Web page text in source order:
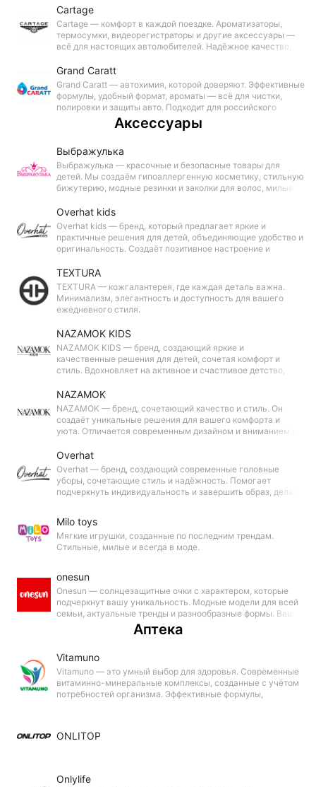
нужно вашему автомобилю.
Cartage
Cartage — комфорт в каждой поездке. Ароматизаторы,
термосумки, видеорегистраторы и другие аксессуары —
всё для настоящих автолюбителей. Надёжное качество,
партнёр на дороге.
Grand Caratt
Grand Caratt — автохимия, которой доверяют. Эффективные
формулы, удобный формат, ароматы — всё для чистки,
полировки и защиты авто. Подходит для российского
климата. Grand Caratt выбирают водители и
профессионалы. Ухоженное авто — легко!
Аксессуары
Выбражулька
Выбражулька — красочные и безопасные товары для
детей. Мы создаём гипоаллергенную косметику, стильную
бижутерию, модные резинки и заколки для волос, милые
качестве и детской радости.
Overhat kids
Overhat kids — бренд, который предлагает яркие и
практичные решения для детей, объединяющие удобство и
оригинальность. Создаёт позитивное настроение и
TEXTURA
TEXTURA — кожгалантерея, где каждая деталь важна.
Минимализм, элегантность и доступность для вашего
ежедневного стиля.
NAZAMOK KIDS
NAZAMOK KIDS — бренд, создающий яркие и
качественные решения для детей, сочетая комфорт и
стиль. Вдохновляет на активное и счастливое детство,
NAZAMOK
NAZAMOK — бренд, сочетающий качество и стиль. Он
создаёт уникальные решения для вашего комфорта и
уюта. Отличается современным дизайном и вниманием к
индивидуальность.
Overhat
Overhat — бренд, создающий современные головные
уборы, сочетающие стиль и надёжность. Помогает
подчеркнуть индивидуальность и завершить образ, делая
Milo toys
Мягкие игрушки, созданные по последним трендам.
Стильные, милые и всегда в моде.
onesun
Onesun — солнцезащитные очки с характером, которые
подчеркнут вашу уникальность. Модные модели для всей
семьи, актуальные тренды и разнообразные формы. Ваш
стиль, ваши правила и оправа.
Аптека
Vitamuno
Vitamuno — это умный выбор для здоровья. Современные
витаминно-минеральные комплексы, созданные с учётом
потребностей организма. Эффективные формулы,
ONLITOP
Onlylife